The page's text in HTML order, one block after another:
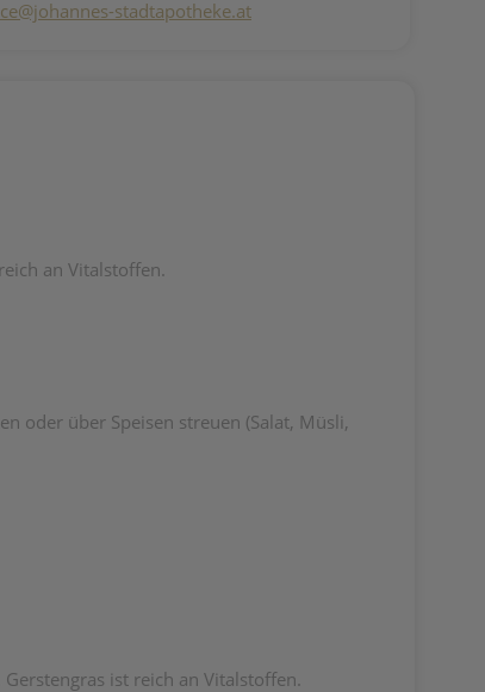
stadtapotheke.at
an Vitalstoffen.
oder über Speisen streuen (Salat, Müsli,
ist reich an Vitalstoffen.